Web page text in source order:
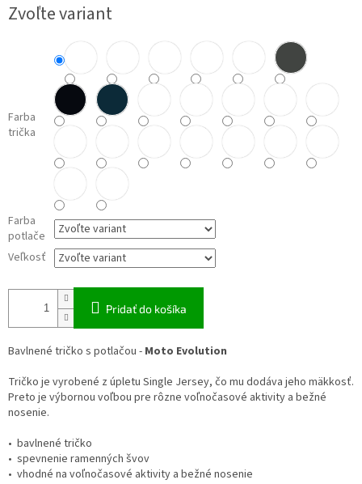
cena:
Zvoľte variant
Farba
trička
Farba
potlače
Veľkosť
Pridať do košíka
Bavlnené tričko s potlačou - Moto Evolution
Tričko je vyrobené z úpletu Single Jersey, čo mu dodáva jeho mäkkosť.
Preto je výbornou voľbou pre rôzne voľnočasové aktivity a bežné
nosenie.
• bavlnené tričko
• spevnenie ramenných švov
• vhodné na voľnočasové aktivity a bežné nosenie